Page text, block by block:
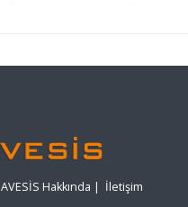
AVESİS Hakkında | İletişim